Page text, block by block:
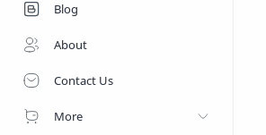
Blog
About
Contact Us
More